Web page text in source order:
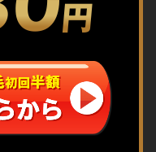
円